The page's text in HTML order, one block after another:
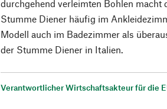
durchgehend verleimten Bohlen macht
Stumme Diener häufig im
Modell auch im Badezimmer als
der Stumme Diener in Italien.
Verantwortlicher Wirtschaftsakteur für die